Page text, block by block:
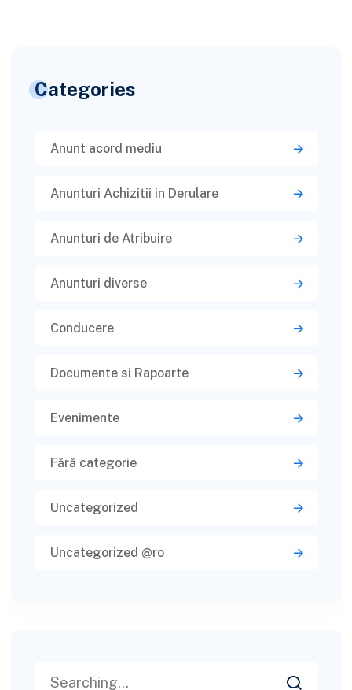
Categories
Anunt acord mediu
Anunturi Achizitii in Derulare
Anunturi de Atribuire
Anunturi diverse
Conducere
Documente si Rapoarte
Evenimente
Fără categorie
Uncategorized
Uncategorized @ro